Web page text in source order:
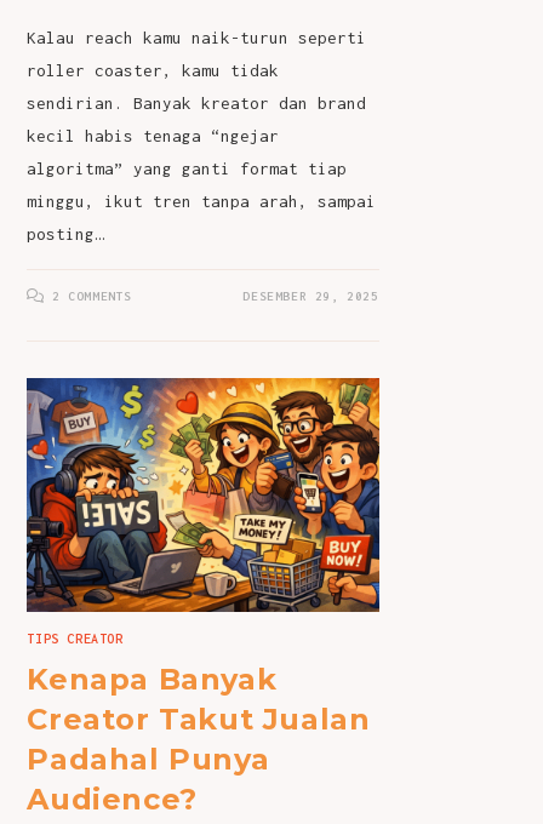
Kalau reach kamu naik-turun seperti
roller coaster, kamu tidak
sendirian. Banyak kreator dan brand
kecil habis tenaga “ngejar
algoritma” yang ganti format tiap
minggu, ikut tren tanpa arah, sampai
posting…
2 COMMENTS DESEMBER 29, 2025
TIPS CREATOR
Kenapa Banyak
Creator Takut Jualan
Padahal Punya
Audience?